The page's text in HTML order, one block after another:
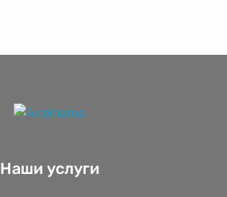
Наши услуги